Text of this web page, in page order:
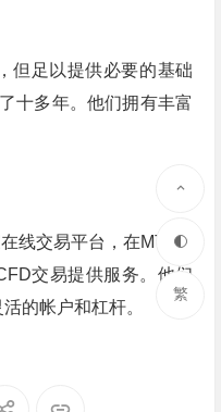
但足以提供必要的基础
十多年。他们拥有丰富
线交易平台，在MT4和
交易提供服务。他们
的帐户和杠杆。
繁